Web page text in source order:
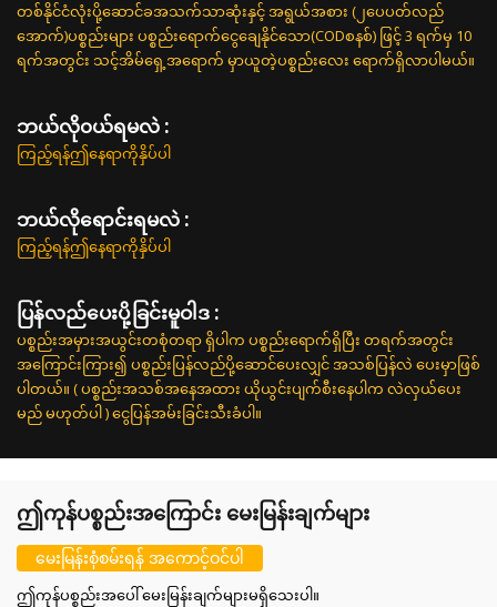
တစ်နိုင်ငံလုံးပို့ဆောင်ခအသက်သာဆုံးနှင့် အရွယ်အစား (၂ပေပတ်လည်
အောက်)ပစ္စည်းများ ပစ္စည်းရောက်ငွေချေနိုင်သော(CODစနစ်) ဖြင့် 3 ရက်မှ 10
ရက်အတွင်း သင့်အိမ်ရှေ့အရောက် မှာယူတဲ့ပစ္စည်းလေး ရောက်ရှိလာပါမယ်။
ဘယ်လို၀ယ်ရမလဲ :
ကြည့်ရန်ဤနေရာကိုနှိပ်ပါ
ဘယ်လိုရောင်းရမလဲ :
ကြည့်ရန်ဤနေရာကိုနှိပ်ပါ
ပြန်လည်ပေးပို့ခြင်းမူဝါဒ :
ပစ္စည်းအမှားအယွင်းတစုံတရာ ရှိပါက ပစ္စည်းရောက်ရှိပြီး တရက်အတွင်း
အကြောင်းကြား၍ ပစ္စည်းပြန်လည်ပို့ဆောင်ပေးလျှင် အသစ်ပြန်လဲ ပေးမှာဖြစ်
ပါတယ်။ ( ပစ္စည်းအသစ်အနေအထား ယိုယွင်းပျက်စီးနေပါက လဲလှယ်ပေး
မည် မဟုတ်ပါ ) ငွေပြန်အမ်းခြင်းသီးခံပါ။
ဤကုန်ပစ္စည်းအကြောင်း မေးမြန်းချက်များ
မေးမြန်းစုံစမ်းရန် အကောင့်ဝင်ပါ
ဤကုန်ပစ္စည်းအပေါ် မေးမြန်းချက်များမရှိသေးပါ။